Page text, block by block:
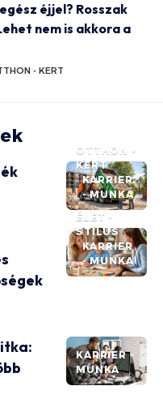
éjjel? Rosszak
nem is akkora a
- KERT
OTTHON -
KERT
KARRIER
- MUNKA
ÉLET -
STÍLUS
KARRIER
- MUNKA
KARRIER -
MUNKA